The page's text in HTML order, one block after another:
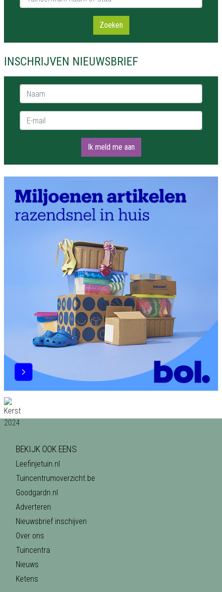
Zoeken
INSCHRIJVEN NIEUWSBRIEF
Naam *
E-mail *
Ik meld me aan
BEKIJK OOK EENS
Leefinjetuin.nl
Tuincentrumoverzicht.be
Goodgardn.nl
Adverteren
Nieuwsbrief inschijven
Over ons
Tuincentra
Nieuws
Ketens